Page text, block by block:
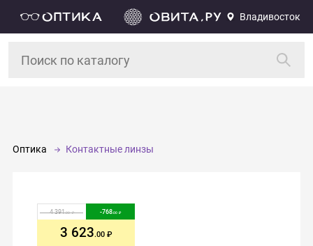
Владивосток
Оптика Контактные линзы
4 391.00 -768.00
3 623.00